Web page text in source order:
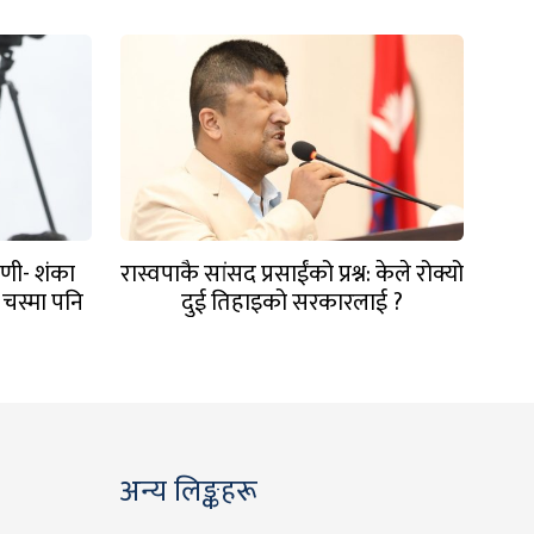
शंका
पनि
रास्वपाकै सांसद प्रसाईंको प्रश्न: केले रोक्यो
दुई तिहाइको सरकारलाई ?
अन्य लिङ्कहरू